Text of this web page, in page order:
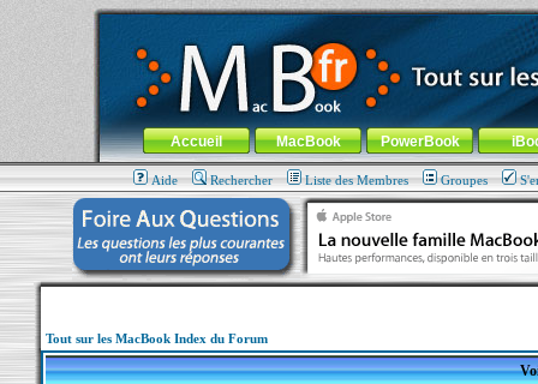
MacBook-fr.com : 100% Apple... 100% nomade !
Aller au contenu-Aller au menu général-Aller au menu de
Menu général
Accueil MacBook PowerBook
Aide Rechercher Liste des Membres Groupes
Tout sur les MacBook Index du Forum